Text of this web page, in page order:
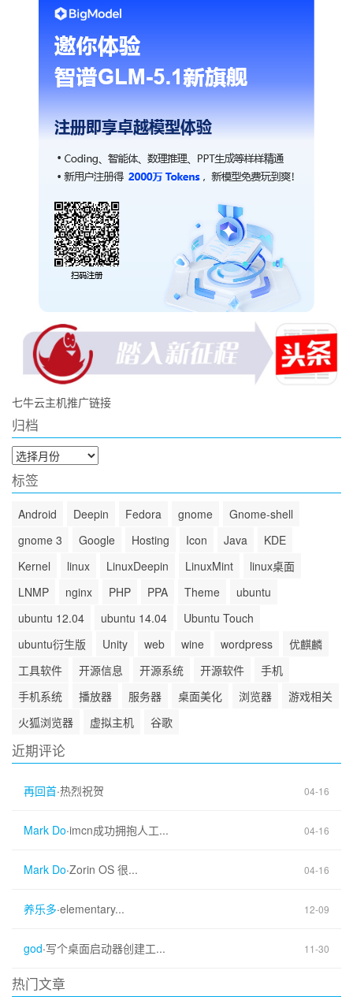
七牛云主机推广链接
归档
归
档
标签
Android Deepin Fedora gnome
Gnome-shell
gnome 3
Google Hosting Icon Java
KDE
Kernel
linux LinuxDeepin LinuxMint
linux桌面
LNMP
nginx PHP PPA Theme
ubuntu
ubuntu 12.04
ubuntu 14.04
Ubuntu Touch
ubuntu衍生版
Unity web wine wordpress
优麒麟
工具软件
开源信息 开源系统 开源软件
手机
手机系统
播放器 服务器 桌面美化 浏览器
游戏相关
火狐浏览器
虚拟主机 谷歌
近期评论
再回首·热烈祝贺 04-16
Mark Do·imcn成功拥抱人工... 04-16
Mark Do·Zorin OS 很... 04-16
养乐多·elementary... 12-09
god·写个桌面启动器创建工... 11-30
热门文章